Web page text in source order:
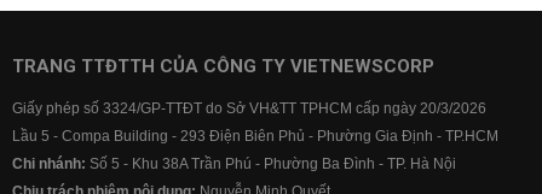
TRANG TTĐTTH CỦA CÔNG TY VIETNEWSCORP
Giấy phép số 3324/GP-TTĐT do Sở VH&TT TPHCM cấp ngày 20/3/2026
Lầu 5 - Compa Building - 293 Điện Biên Phủ - Phường Gia Định - TP.HCM
Chi nhánh: Số 5 - Khu 38A Trần Phú - Phường Ba Đình - TP. Hà Nội